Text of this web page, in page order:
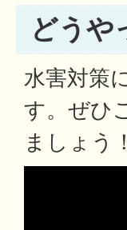
どうや
水害対策
す。ぜひ
ましょう！